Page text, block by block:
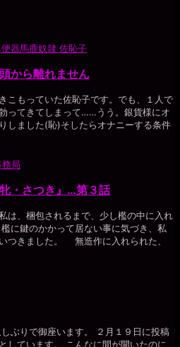
器馬鹿奴隷 佐恥子
から離れません
こもっていた佐恥子です。でも、１人で
ってきてしまって……うう。銀貨様にオ
しました(恥)そしたらオナニーする条件
局
・さつき』…第３話
は、梱包されるまで、少し檻の中に入れ
に鍵のかかって居ない事に気づき、私
つきました。 無造作に入れられた、
ぶりで御座います。 ２月１９日に投稿
しています。 こんなに間が開いたのに